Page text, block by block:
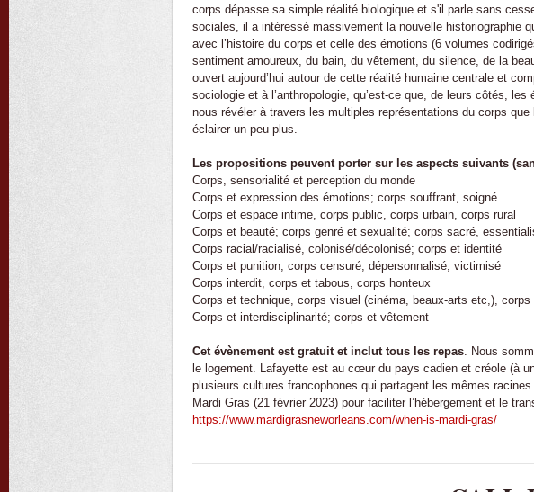
corps dépasse sa simple réalité biologique et s'il parle sans
sociales, il a intéressé massivement la nouvelle historiographie
avec l’histoire du corps et celle des émotions (6 volumes
sentiment amoureux, du bain, du vêtement, du silence, de la
ouvert aujourd’hui autour de cette réalité humaine centrale et
sociologie et à l’anthropologie, qu’est-ce que, de leurs côtés,
nous révéler à travers les multiples représentations du corps
éclairer un peu plus.
Les propositions peuvent porter sur les aspects suivants
Corps, sensorialité et perception du monde
Corps et expression des émotions; corps souffrant, soigné
Corps et espace intime, corps public, corps urbain, corps rural
Corps et beauté; corps genré et sexualité; corps sacré,
Corps racial/racialisé, colonisé/décolonisé; corps et identité
Corps et punition, corps censuré, dépersonnalisé, victimisé
Corps interdit, corps et tabous, corps honteux
Corps et technique, corps visuel (cinéma, beaux-arts etc,),
Corps et interdisciplinarité; corps et vêtement
Cet évènement est gratuit et inclut tous les repas . Nous
le logement. Lafayette est au cœur du pays cadien et créole (à
plusieurs cultures francophones qui partagent les mêmes
Mardi Gras (21 février 2023) pour faciliter l’hébergement et le
https://www.mardigrasneworleans.com/when-is-mardi-gras/